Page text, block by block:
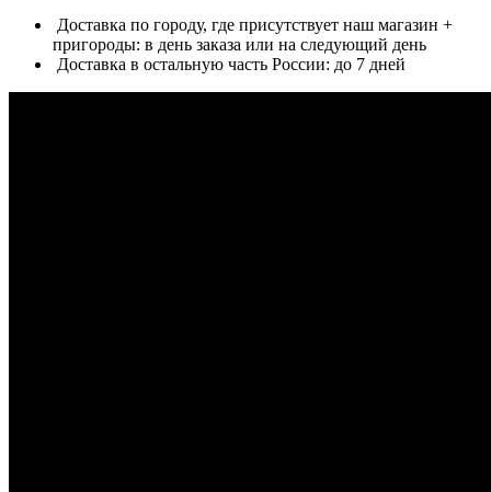
Доставка по городу, где присутствует наш магазин +
пригороды: в день заказа или на следующий день
Доставка в остальную часть России: до 7 дней